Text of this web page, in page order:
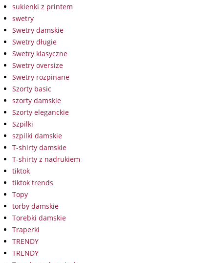
sukienki z printem
swetry
Swetry damskie
Swetry długie
Swetry klasyczne
Swetry oversize
Swetry rozpinane
Szorty basic
szorty damskie
Szorty eleganckie
Szpilki
szpilki damskie
T-shirty damskie
T-shirty z nadrukiem
tiktok
tiktok trends
Topy
torby damskie
Torebki damskie
Traperki
TRENDY
TRENDY